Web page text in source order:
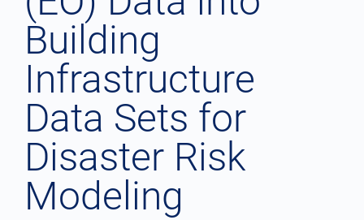
Building
Infrastructure
Data Sets for
Disaster Risk
Modeling